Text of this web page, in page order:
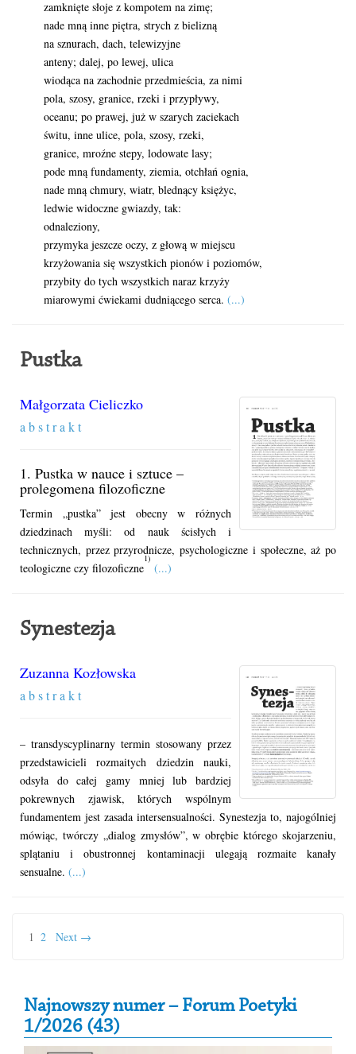
zamknięte słoje z kompotem na zimę;
nade mną inne piętra, strych z bielizną
na sznurach, dach, telewizyjne
anteny; dalej, po lewej, ulica
wiodąca na zachodnie przedmieścia, za nimi
pola, szosy, granice, rzeki i przypływy,
oceanu; po prawej, już w szarych zaciekach
świtu, inne ulice, pola, szosy, rzeki,
granice, mroźne stepy, lodowate lasy;
pode mną fundamenty, ziemia, otchłań ognia,
nade mną chmury, wiatr, blednący księżyc,
ledwie widoczne gwiazdy, tak:
odnaleziony,
przymyka jeszcze oczy, z głową w miejscu
krzyżowania się wszystkich pionów i poziomów,
przybity do tych wszystkich naraz krzyży
miarowymi ćwiekami dudniącego serca. (...)
Pustka
Małgorzata Cieliczko
a b s t r a k t
1. Pustka w nauce i sztuce –
prolegomena filozoficzne
Termin „pustka” jest obecny w różnych
dziedzinach myśli: od nauk ścisłych i
technicznych, przez przyrodnicze, psychologiczne i społeczne, aż po
teologiczne czy filozoficzne
1)
(...)
Synestezja
Zuzanna Kozłowska
a b s t r a k t
– transdyscyplinarny termin stosowany przez
przedstawicieli rozmaitych dziedzin nauki,
odsyła do całej gamy mniej lub bardziej
pokrewnych zjawisk, których wspólnym
fundamentem jest zasada intersensualności. Synestezja to, najogólniej
mówiąc, twórczy „dialog zmysłów”, w obrębie którego skojarzeniu,
splątaniu i obustronnej kontaminacji ulegają rozmaite kanały
sensualne. (...)
1 2 Next →
Secondary Sidebar
Najnowszy numer – Forum Poetyki
1/2026 (43)